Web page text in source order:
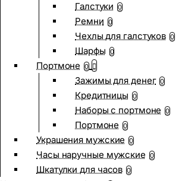
Галстуки 0
Ремни 0
Чехлы для галстуков 0
Шарфы 0
Портмоне 0
Зажимы для денег 0
Кредитницы 0
Наборы с портмоне 0
Портмоне 0
Украшения мужские 0
Часы наручные мужские 0
Шкатулки для часов 0